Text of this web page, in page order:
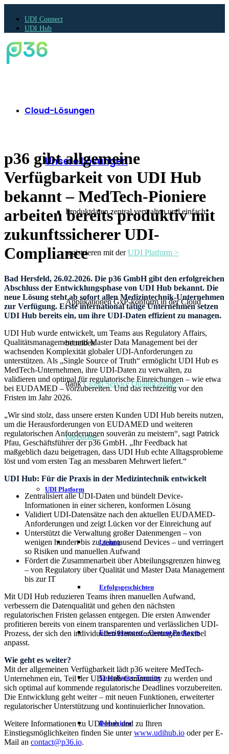
UDI Connect
UDI Hub
Cloud-Lösungen
Unsere Lösungen
Produktdaten zentral verwalten und einfach
registrieren mit derUDI Platform >
Applikationen GxP-konform in der Cloud
betreiben
dankCloud Service Qualification >
Übersicht >
UDI Platform
Lösung
Erfolgsgeschichten
Erweiterungen – Content Packages
Compliance-Termine
Demovideo
p36 gibt allgemeine
Verfügbarkeit von UDI Hub
bekannt – MedTech-Pioniere
arbeiten bereits produktiv mit
zukunftssicherer UDI-
Compliance
Bad Hersfeld, 26.02.2026. Die p36 GmbH gibt den erfolgreichen
Abschluss der Entwicklungsphase von UDI Hub bekannt. Die
neue Lösung steht ab sofort allen Medizintechnik-Unternehmen
zur Verfügung. Erste international tätige Unternehmen setzen
UDI Hub bereits ein, um ihre UDI-Daten effizient zu managen.
UDI Hub wurde entwickelt, um Teams aus Regulatory Affairs,
Qualitätsmanagement und Master Data Management bei der
wachsenden Komplexität globaler UDI-Anforderungen zu
unterstützen. Als „Single Source of Truth“ ermöglicht UDI Hub es
MedTech-Unternehmen, ihre UDI-Daten zu verwalten, zu
validieren und optimal für regulatorische Einreichungen – wie etwa
bei EUDAMED – vorzubereiten. Und das rechtzeitig vor den
Fristen im Jahr 2026.
„Wir sind stolz, dass unsere ersten Kunden UDI Hub bereits nutzen,
um die Herausforderungen von EUDAMED und weiteren
regulatorischen Anforderungen souverän zu meistern“, sagt Patrick
Pfau, Geschäftsführer der p36 GmbH. „Ihr Feedback hat
maßgeblich dazu beigetragen, dass UDI Hub echte Alltagsprobleme
löst und vom ersten Tag an messbaren Mehrwert liefert.“
UDI Hub: Für die Praxis in der Medizintechnik entwickelt
Zentralisiert alle UDI-Daten und bündelt Device-
Informationen in einer sicheren, konformen Lösung
Validiert UDI-Datensätze nach den aktuellen EUDAMED-
Anforderungen und zeigt Lücken vor der Einreichung auf
Unterstützt die Verwaltung großer Datenmengen – von
wenigen hundert bis zu zehntausend Devices – und verringert
so Risiken und manuellen Aufwand
Fördert die Zusammenarbeit über Abteilungsgrenzen hinweg
– von Regulatory über Qualität und Master Data Management
bis zur IT
Mit UDI Hub reduzieren Teams ihren manuellen Aufwand,
verbessern die Datenqualität und gehen den nächsten
regulatorischen Fristen gelassen entgegen. Die ersten Anwender
profitieren bereits von einem transparenten und verlässlichen UDI-
Prozess, der sich den individuellen Herausforderungen flexibel
anpasst.
Wie geht es weiter?
Mit der allgemeinen Verfügbarkeit lädt p36 weitere MedTech-
Unternehmen ein, Teil der UDI Hub Community zu werden und
sich optimal auf kommende regulatorische Deadlines vorzubereiten.
Die Entwicklung geht weiter – mit neuen Funktionen, erweiterter
regulatorischer Unterstützung und kontinuierlicher Innovation.
Weitere Informationen zu UDI Hub und zu Ihren
Einstiegsmöglichkeiten finden Sie unterwww.udihub.io oder per E-
Mail an contact@p36.io.